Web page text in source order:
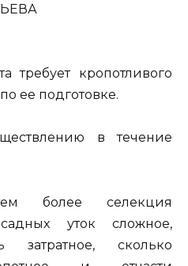
требует кропотливого
ее подготовке.
в течение
более селекция
уток сложное,
сколько